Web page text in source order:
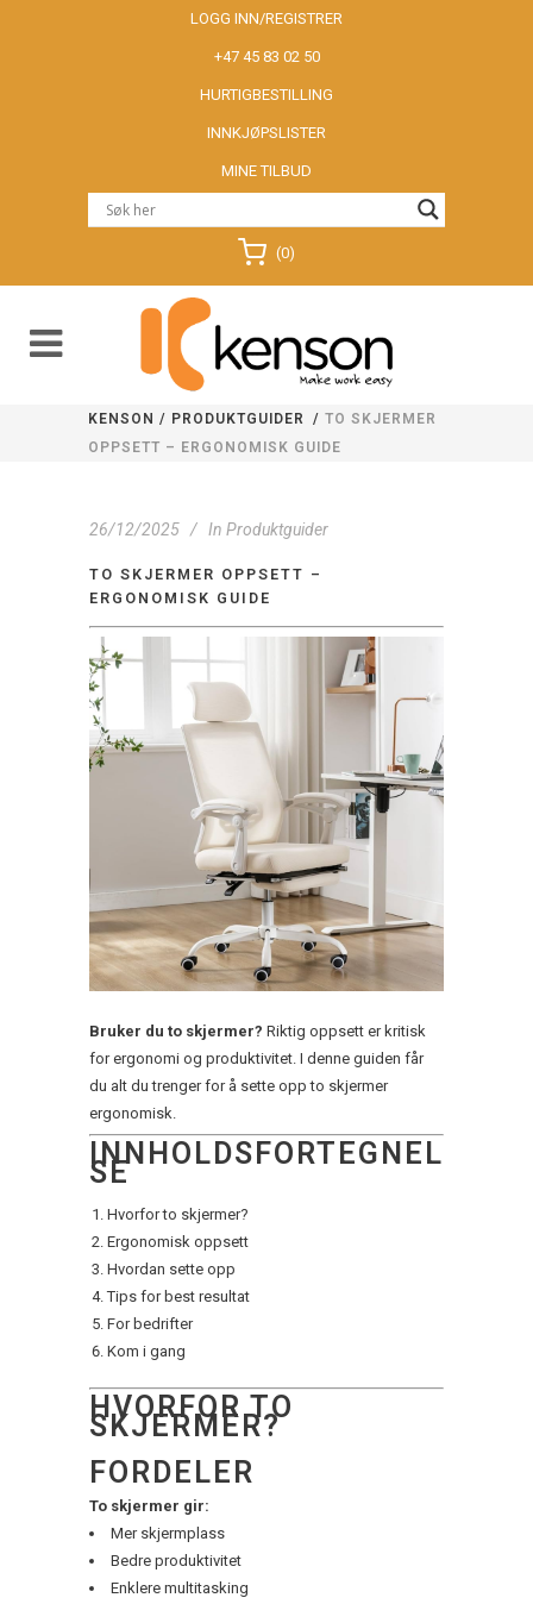
LOGG INN/REGISTRER
+47 45 83 02 50
HURTIGBESTILLING
INNKJØPSLISTER
MINE TILBUD
(0)
KENSON / PRODUKTGUIDER / TO SKJERMER
OPPSETT – ERGONOMISK GUIDE
26/12/2025 In Produktguider
TO SKJERMER OPPSETT –
ERGONOMISK GUIDE
Bruker du to skjermer? Riktig oppsett er kritisk
for ergonomi og produktivitet. I denne guiden får
du alt du trenger for å sette opp to skjermer
ergonomisk.
INNHOLDSFORTEGNEL
SE
Hvorfor to skjermer?
Ergonomisk oppsett
Hvordan sette opp
Tips for best resultat
For bedrifter
Kom i gang
HVORFOR TO
SKJERMER?
FORDELER
To skjermer gir:
Mer skjermplass
Bedre produktivitet
Enklere multitasking